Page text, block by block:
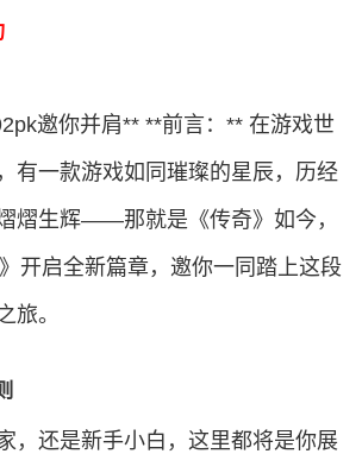
邀你并肩** **前言：** 在游戏世
有一款游戏如同璀璨的星辰，历经
熠生辉——那就是《传奇》如今，
开启全新篇章，邀你一同踏上这段
旅。
，还是新手小白，这里都将是你展